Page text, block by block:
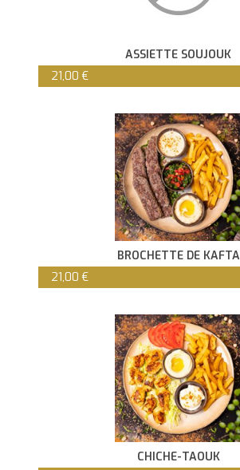
ASSIETTE SOUJOUK
21,00 €
BROCHETTE DE KAFTA
21,00 €
CHICHE-TAOUK